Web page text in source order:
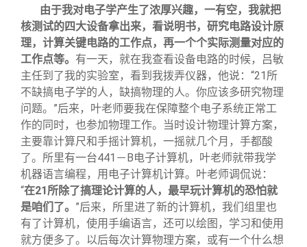
由于我对电子学产生了浓厚兴趣，一有空，我就把
核测试的四大设备拿出来，看说明书，研究电路设计原
理，计算关键电路的工作点，再一个个实际测量对应的
工作点等。 有一天，就在我查看设备电路的时候，吕敏
主任到了我的实验室，看到我拨弄仪器，他说：“21所
不缺搞电子学的人，缺搞物理的人。你应该多研究物理
问题。”后来，叶老师要我在保障整个电子系统正常工
作的同时，也参加物理工作。当时设计物理计算方案，
主要靠计算尺和手摇计算机，一摇就几个月，手都酸
了。所里有一台441－B电子计算机，叶老师就带我学
机器语言编程，用电子计算机计算。叶老师调侃说：
“在21所除了搞理论计算的人，最早玩计算机的恐怕就
是咱们了。 ”后来，所里进了新的计算机，我们组里也
有了计算机，使用手编语言，还可以绘图，学习和使用
就方便多了。以后每次计算物理方案，或有一个什么想